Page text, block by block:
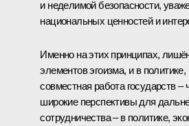
и неделимой безопасности,
национальных ценностей и
Именно на этих принципах,
элементов эгоизма, и в
совместная работа государств
широкие перспективы для
сотрудничества – в политике,